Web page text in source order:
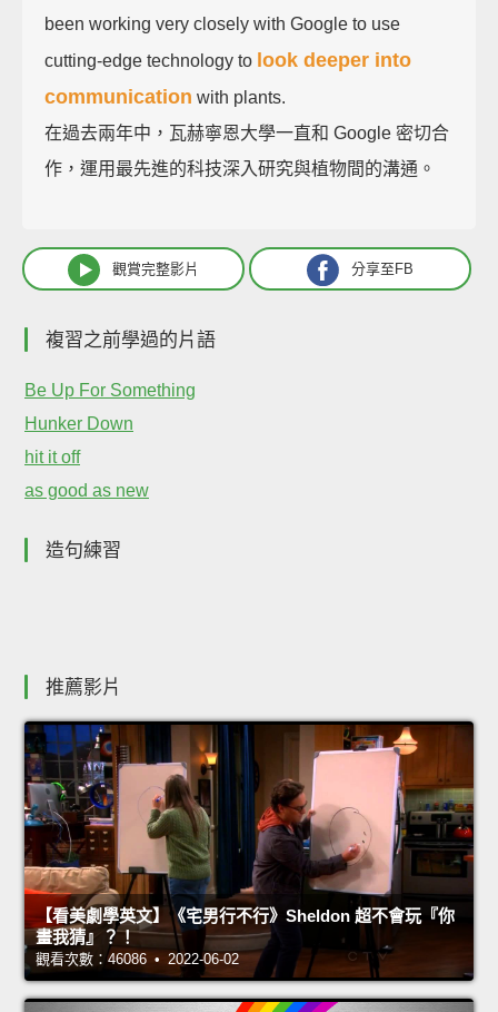
been working very closely with Google to use
cutting-edge technology to look deeper into
communication with plants.
在過去兩年中，瓦赫寧恩大學一直和 Google 密切合
作，運用最先進的科技深入研究與植物間的溝通。
觀賞完整影片 分享至FB
複習之前學過的片語
Be Up For Something
Hunker Down
hit it off
as good as new
造句練習
推薦影片
【看美劇學英文】《宅男行不行》Sheldon 超不會玩『你
畫我猜』？！
觀看次數：46086 • 2022-06-02